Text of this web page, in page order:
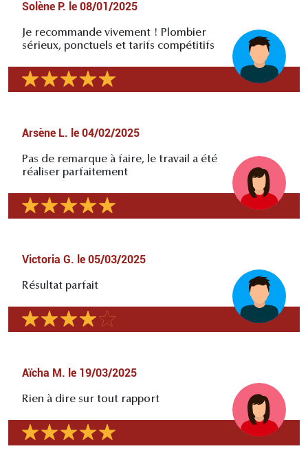
Solène P. le 08/01/2025
Je recommande vivement ! Plombier
sérieux, ponctuels et tarifs compétitifs
Arsène L. le 04/02/2025
Pas de remarque à faire, le travail a été
réaliser parfaitement
Victoria G. le 05/03/2025
Résultat parfait
Aïcha M. le 19/03/2025
Rien à dire sur tout rapport